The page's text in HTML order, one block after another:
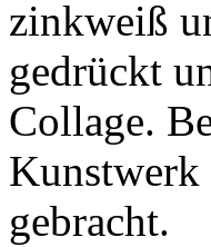
zinkweiß
gedrückt
Collage.
Kunstwerk
gebracht.